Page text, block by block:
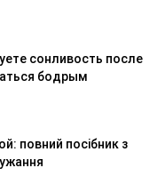
сонливость после
бодрым
повний посібник з